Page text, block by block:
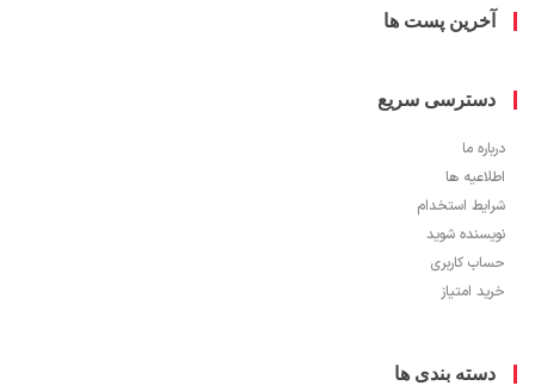
پست ها
سریع
ها
استخدام
شوید
کاربری
امتیاز
بندی ها